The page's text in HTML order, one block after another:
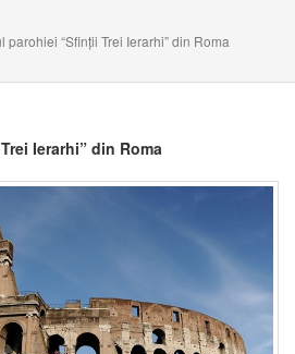
parohiei “Sfinții Trei Ierarhi” din Roma
Ierarhi” din Roma